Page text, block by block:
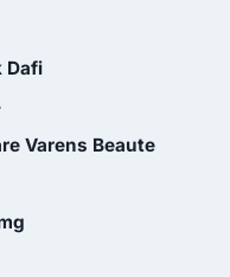
Dafi
aktuelle
Varens Beaute